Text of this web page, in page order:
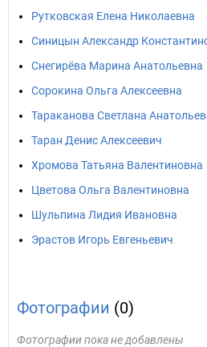
Рутковская Елена Николаевна
Синицын Александр
Снегирёва Марина Анатольевна
Сорокина Ольга Алексеевна
Тараканова Светлана
Таран Денис Алексеевич
Хромова Татьяна Валентиновна
Цветова Ольга Валентиновна
Шульпина Лидия Ивановна
Эрастов Игорь Евгеньевич
Фотографии (0)
Фотографии пока не добавлены